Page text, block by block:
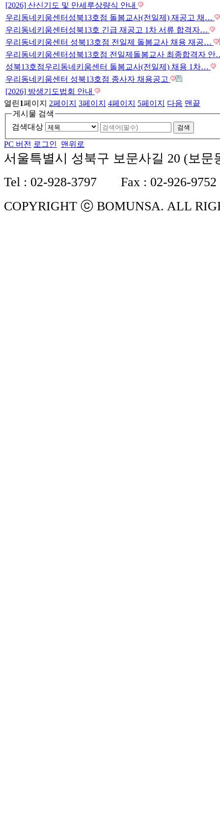
[2026] 산신기도 및 만세루상량식 안내
우리동네키움센터성북13호점 돌봄교사(전일제) 재공고 채…
우리동네키움센터성북13호 긴급 재공고 1차 서류 합격자…
우리동네키움센터 성북13호점 전일제 돌봄교사 채용 재공…
우리동네키움센터성북13호점 전일제돌봄교사 최종합격자
성북13호점우리동네키움센터 돌봄교사(전일제) 채용 1차…
우리동네키움센터 성북13호점 종사자 채용공고
[2026] 방생기도법회 안내
열린1페이지 2페이지 3페이지 4페이지 5페이지 다음 맨끝
게시물 검색
검색대상
PC 버전 로그인 맨위로
서울특별시 성북구 보문사길 20 (보문
Tel : 02-928-3797 Fax : 02-926-9752
COPYRIGHT ⓒ BOMUNSA. ALL